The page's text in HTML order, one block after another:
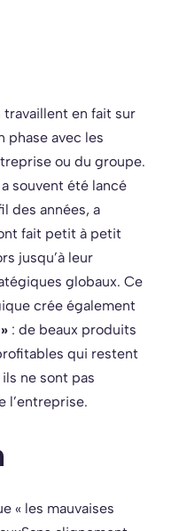
travaillent en fait sur
phase avec les
ou du groupe.
souvent été lancé
des années, a
fait petit à petit
jusqu’à leur
globaux. Ce
crée également
: de beaux produits
qui restent
ne sont pas
l’entreprise.
« les mauvaises